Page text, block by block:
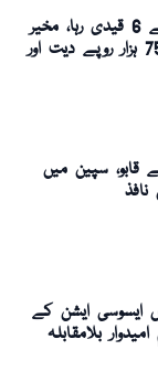
سنٹرل جیل راولپنڈی سے 6 قیدی رہا، مخیر
شخصیت نے 18 لاکھ 75 ہزار روپے دیت اور
سپین میں
ایسوسی ایشن کے
27، تمام امیدوار بلامقابلہ